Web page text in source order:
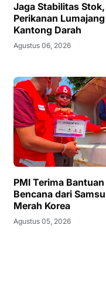
Jaga Stabilitas
Perikanan
Kantong Darah
Agustus 06, 2026
PMI Terima
Bencana dari
Merah Korea
Agustus 05, 2026